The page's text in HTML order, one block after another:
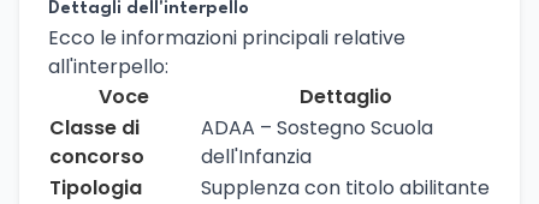
Dettagli dell'interpello
Ecco le informazioni principali relative
all'interpello:
Voce
Dettaglio
Classe di
concorso
ADAA – Sostegno Scuola
dell'Infanzia
Tipologia
Supplenza con titolo abilitante